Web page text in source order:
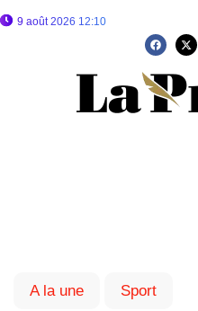
9 août 2026 12:10
A la une Sport